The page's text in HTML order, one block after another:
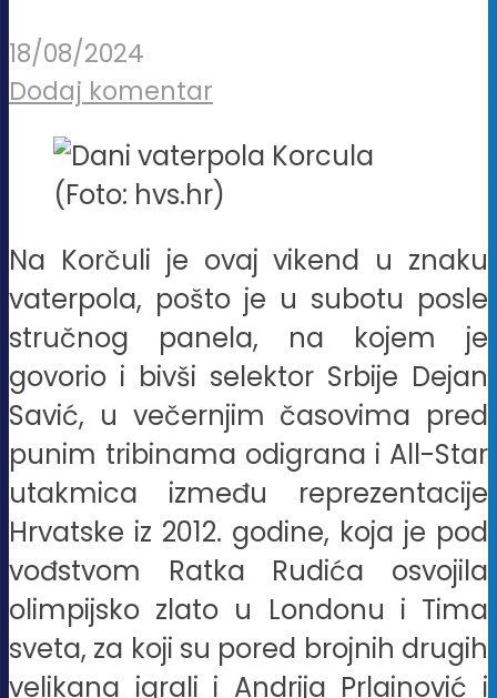
18/08/2024
Dodaj komentar
(Foto: hvs.hr)
Na Korčuli je ovaj vikend u znaku
vaterpola, pošto je u subotu posle
stručnog panela, na kojem je
govorio i bivši selektor Srbije Dejan
Savić, u večernjim časovima pred
punim tribinama odigrana i All-Star
utakmica između reprezentacije
Hrvatske iz 2012. godine, koja je pod
vođstvom Ratka Rudića osvojila
olimpijsko zlato u Londonu i Tima
sveta, za koji su pored brojnih drugih
velikana igrali i Andrija Prlainović i